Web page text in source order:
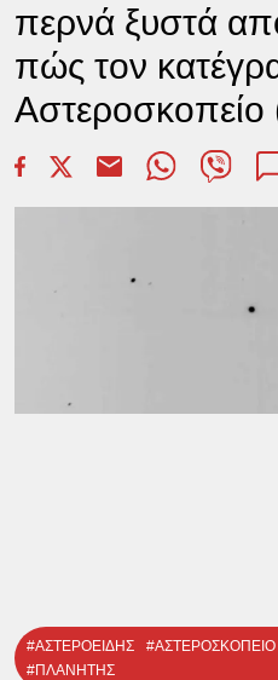
περνά ξυστά
πώς τον
Αστεροσκοπείο
#ΑΣΤΕΡΟΕΙΔΗΣ #ΑΣΤΕΡΟΣΚΟΠΕΙΟ
#ΠΛΑΝΗΤΗΣ